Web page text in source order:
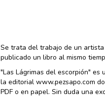
Se trata del trabajo de un
publicado un libro al mismo
"Las Lágrimas del escorpión"
la editorial www.pezsapo.com
PDF o en papel. Sin duda una